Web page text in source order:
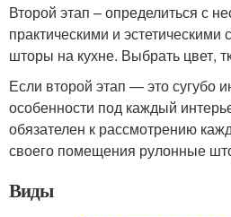
Второй этап – определиться с
практическими и
шторы на кухне. Выбрать цвет,
Если второй этап — это сугубо
особенности под каждый
обязателен к рассмотрению
своего помещения рулонные
Виды